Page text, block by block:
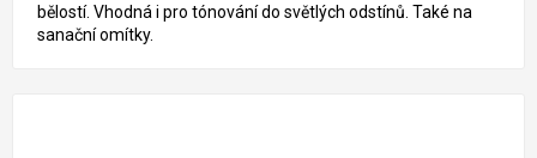
bělostí. Vhodná i pro tónování do světlých odstínů. Také na
sanační omítky.